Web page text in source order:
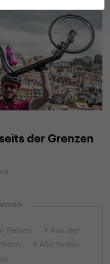
der Grenzen
Reisen
# Aus der
# Alle Yedoo-